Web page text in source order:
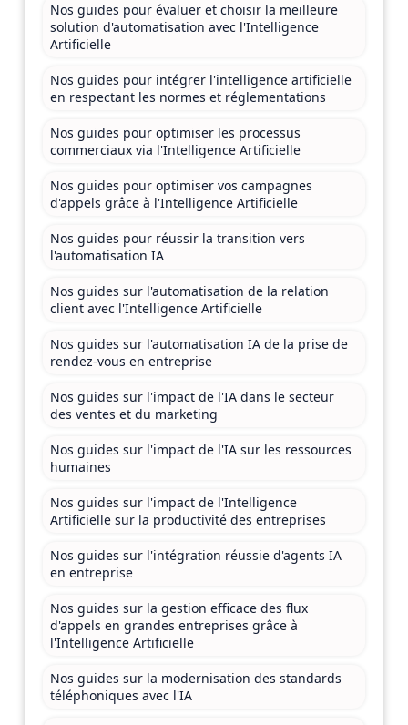
Nos guides pour évaluer et choisir la meilleure
solution d'automatisation avec l'Intelligence
Artificielle
Nos guides pour intégrer l'intelligence artificielle
en respectant les normes et réglementations
Nos guides pour optimiser les processus
commerciaux via l'Intelligence Artificielle
Nos guides pour optimiser vos campagnes
d'appels grâce à l'Intelligence Artificielle
Nos guides pour réussir la transition vers
l'automatisation IA
Nos guides sur l'automatisation de la relation
client avec l'Intelligence Artificielle
Nos guides sur l'automatisation IA de la prise de
rendez-vous en entreprise
Nos guides sur l'impact de l'IA dans le secteur
des ventes et du marketing
Nos guides sur l'impact de l'IA sur les ressources
humaines
Nos guides sur l'impact de l'Intelligence
Artificielle sur la productivité des entreprises
Nos guides sur l'intégration réussie d'agents IA
en entreprise
Nos guides sur la gestion efficace des flux
d'appels en grandes entreprises grâce à
l'Intelligence Artificielle
Nos guides sur la modernisation des standards
téléphoniques avec l'IA